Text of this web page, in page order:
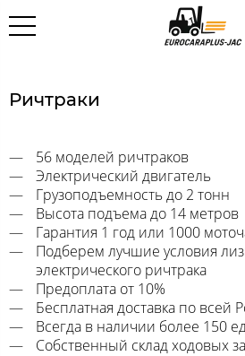
Ричтраки
56 моделей ричтраков
Электрический двигатель
Грузоподъемность до 2 тонн
Высота подъема до 14 метров
Гарантия 1 год или 1000
Подберем лучшие условия
электрического ричтрака
Предоплата от 10%
Бесплатная доставка по всей
Всегда в наличии более 150
Собственный склад ходовых